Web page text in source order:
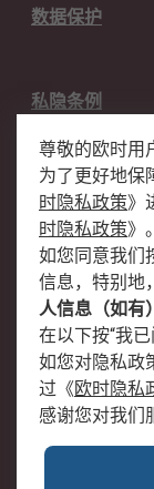
数据保护
私隐条例
关于欧时
欧时销售条款
企业集团
关于我们
加入我们
尊敬的欧时用
为了更好地保
时隐私政策》
时隐私政策》
如您同意我们
信息，特别地，
人信息（如有
在以下按“我已
如您对隐私政
过 《欧时隐私
感谢您对我们